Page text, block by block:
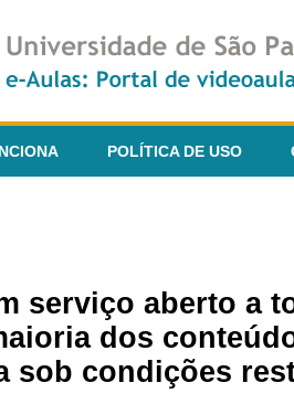
POLÍTICA DE USO
serviço aberto a
dos
sob condições